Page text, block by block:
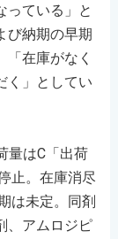
っている」と
び納期の早期
在庫がなく
く」としてい
量はC「出荷
止。在庫消尽
は未定。同剤
、アムロジピ